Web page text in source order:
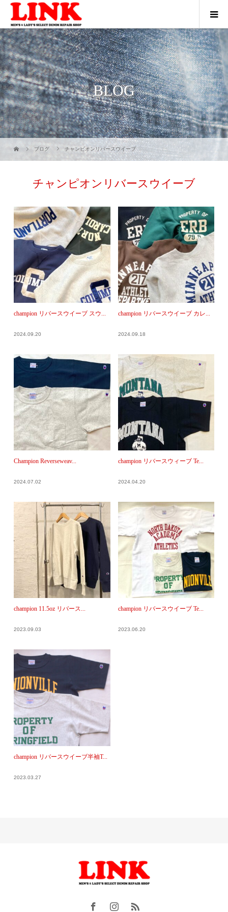
BLOG
ブログ チャンピオンリバースウイーブ
チャンピオンリバースウイーブ
champion リバースウイーブ スウ...
2024.09.20
champion リバースウイーブ カレ...
2024.09.18
Champion Reverseweav...
2024.07.02
champion リバースウィーブ Te...
2024.04.20
champion 11.5oz リバース...
2023.09.03
champion リバースウイーブ Te...
2023.06.20
champion リバースウイーブ半袖T...
2023.03.27